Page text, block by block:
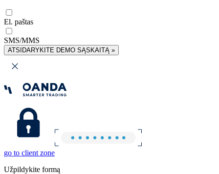
El. paštas
SMS/MMS
ATSIDARYKITE DEMO SĄSKAITĄ »
go to client zone
Užpildykite formą